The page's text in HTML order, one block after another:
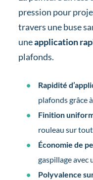
pression pour
travers une buse
uneapplication
plafonds.
Rapidité
plafonds grâce
Finition
rouleau sur
Économie de
gaspillage avec
Polyvalence